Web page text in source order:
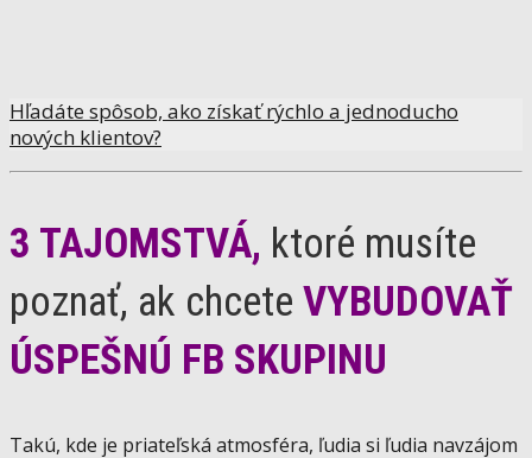
Hľadáte spôsob, ako získať rýchlo a jednoducho
nových klientov?
3 TAJOMSTVÁ, ktoré musíte
poznať, ak chcete VYBUDOVAŤ
ÚSPEŠNÚ FB SKUPINU
Takú, kde je priateľská atmosféra, ľudia si ľudia navzájom